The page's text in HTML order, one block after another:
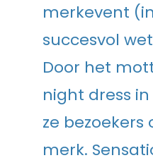
merkevent
succesvol
Door het
night dress
ze
merk.